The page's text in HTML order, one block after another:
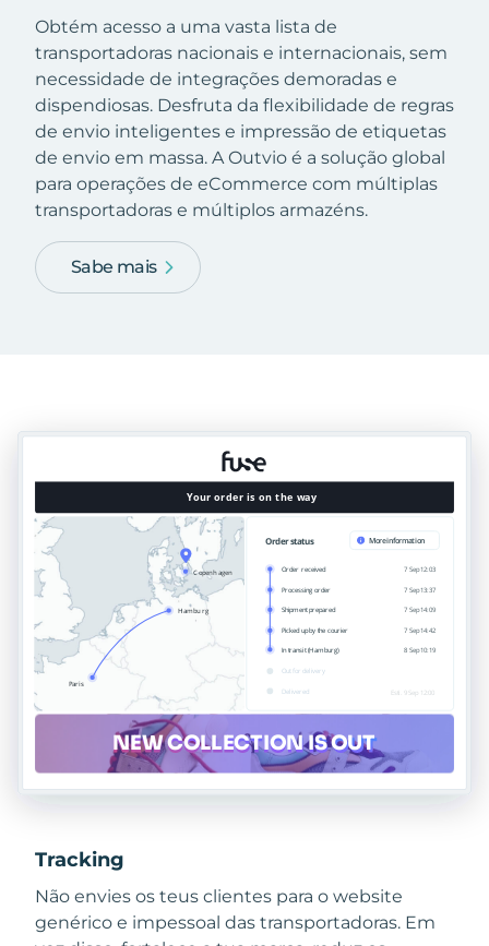
Obtém acesso a uma vasta lista de
transportadoras nacionais e internacionais, sem
necessidade de integrações demoradas e
dispendiosas. Desfruta da flexibilidade de regras
de envio inteligentes e impressão de etiquetas
de envio em massa. A Outvio é a solução global
para operações de eCommerce com múltiplas
transportadoras e múltiplos armazéns.
Sabe mais
Tracking
Não envies os teus clientes para o website
genérico e impessoal das transportadoras. Em